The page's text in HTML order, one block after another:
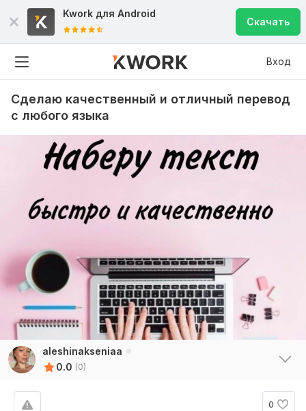
Kwork для Android
Скачать
Вход
Сделаю качественный и отличный перевод
с любого языка
aleshinakseniaa
0.0 (0)
0